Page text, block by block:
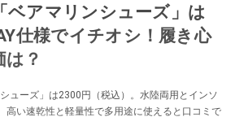
ベアマリンシューズ」は
仕様でイチオシ！履き心
？
ューズ」は2300円（税込）。水陸両用とインソ
高い速乾性と軽量性で多用途に使えると口コミで